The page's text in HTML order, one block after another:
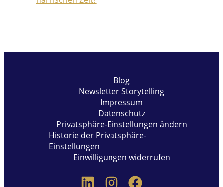
Blog
Newsletter Storytelling
Impressum
Datenschutz
Privatsphäre-Einstellungen ändern
Historie der Privatsphäre-
Einstellungen
Einwilligungen widerrufen